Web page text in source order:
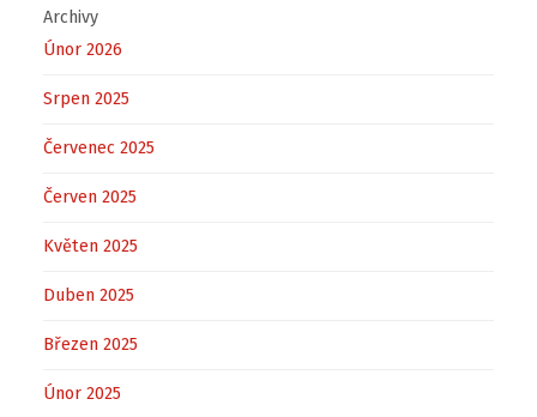
Archivy
Únor 2026
Srpen 2025
Červenec 2025
Červen 2025
Květen 2025
Duben 2025
Březen 2025
Únor 2025